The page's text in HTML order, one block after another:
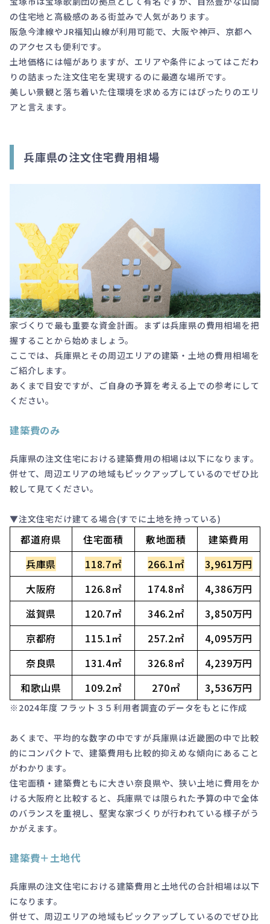
の住宅地と高級感のある街並みで人気があります。
阪急今津線やJR福知山線が利用可能で、大阪や神戸、京都へ
のアクセスも便利です。
土地価格には幅がありますが、エリアや条件によってはこだわ
りの詰まった注文住宅を実現するのに最適な場所です。
美しい景観と落ち着いた住環境を求める方にはぴったりのエリ
アと言えます。
兵庫県の注文住宅費用相場
家づくりで最も重要な資金計画。まずは兵庫県の費用相場を把
握することから始めましょう。
ここでは、兵庫県とその周辺エリアの建築・土地の費用相場を
ご紹介します。
あくまで目安ですが、ご自身の予算を考える上での参考にして
ください。
建築費のみ
兵庫県の注文住宅における建築費用の相場は以下になります。
併せて、周辺エリアの地域もピックアップしているのでぜひ比
較して見てください。
▼注文住宅だけ建てる場合(すでに土地を持っている)
都道府県 住宅面積 敷地面積
建築費用
兵庫県
118.7㎡ 266.1㎡
3,961万円
大阪府
126.8㎡ 174.8㎡
4,386万円
滋賀県
120.7㎡ 346.2㎡
3,850万円
京都府
115.1㎡ 257.2㎡
4,095万円
奈良県
131.4㎡ 326.8㎡
4,239万円
和歌山県
109.2㎡ 270㎡ 3,536万円
※ 2024年度 フラット３５利用者調査のデータをもとに作成
あくまで、平均的な数字の中ですが兵庫県は近畿圏の中で比較
的にコンパクトで、建築費用も比較的抑えめな傾向にあること
がわかります。
住宅面積・建築費ともに大きい奈良県や、狭い土地に費用をか
ける大阪府と比較すると、兵庫県では限られた予算の中で全体
のバランスを重視し、堅実な家づくりが行われている様子がう
かがえます。
建築費＋土地代
兵庫県の注文住宅における建築費用と土地代の合計相場は以下
になります。
併せて、周辺エリアの地域もピックアップしているのでぜひ比